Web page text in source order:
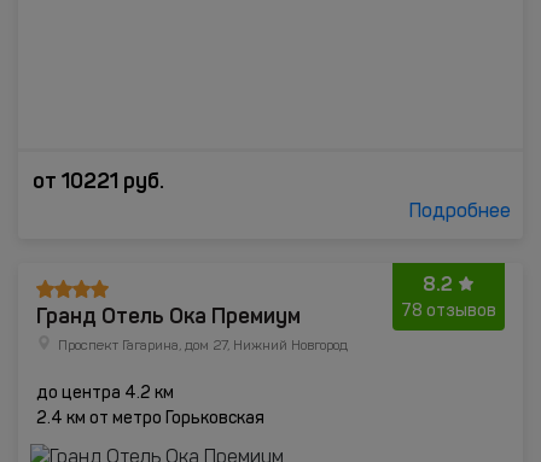
от 10221 руб.
Подробнее
8.2
78 отзывов
Гранд Отель Ока Премиум
Проспект Гагарина, дом 27, Нижний Новгород
до центра 4.2 км
2.4 км от метро Горьковская